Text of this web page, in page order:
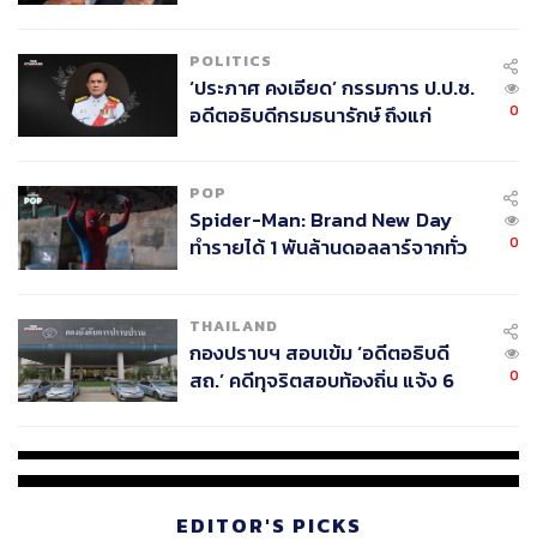
POLITICS
‘ประภาศ คงเอียด’ กรรมการ ป.ป.ช.
อดีตอธิบดีกรมธนารักษ์ ถึงแก่
0
POP
Spider-Man: Brand New Day
ทำรายได้ 1 พันล้านดอลลาร์จากทั่ว
0
THAILAND
กองปราบฯ สอบเข้ม ‘อดีตอธิบดี
สถ.’ คดีทุจริตสอบท้องถิ่น แจ้ง 6
0
EDITOR'S PICKS